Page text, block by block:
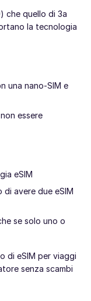
che quello di 3a
la tecnologia
una nano-SIM e
essere
eSIM
avere due eSIM
se solo uno o
di eSIM per viaggi
senza scambi